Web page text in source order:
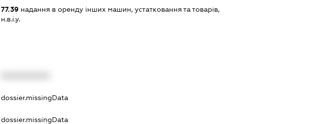
77.39 надання в оренду інших машин, устатковання та товарів,
н.в.і.у.
dossier.missingData
dossier.missingData